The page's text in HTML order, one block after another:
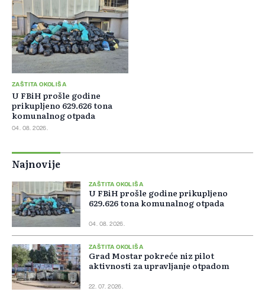
ZAŠTITA OKOLIŠA
U FBiH prošle godine
prikupljeno 629.626 tona
komunalnog otpada
04. 08. 2026.
Najnovije
ZAŠTITA OKOLIŠA
U FBiH prošle godine prikupljeno
629.626 tona komunalnog otpada
04. 08. 2026.
ZAŠTITA OKOLIŠA
Grad Mostar pokreće niz pilot
aktivnosti za upravljanje otpadom
22. 07. 2026.